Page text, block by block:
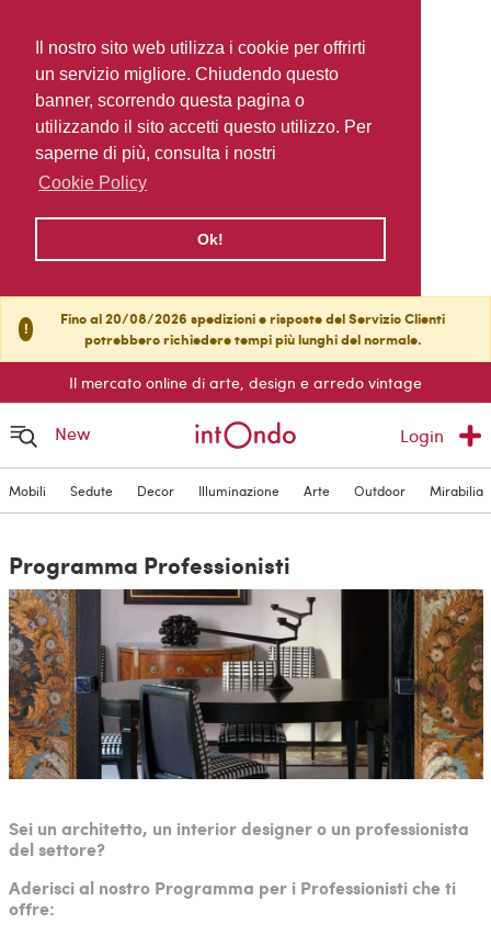
Il nostro sito web utilizza i cookie per offrirti
un servizio migliore. Chiudendo questo
banner, scorrendo questa pagina o
utilizzando il sito accetti questo utilizzo. Per
saperne di più, consulta i nostri
Cookie Policy
Ok!
!
Fino al 20/08/2026 spedizioni e risposte del Servizio Clienti
potrebbero richiedere tempi più lunghi del normale.
Il mercato online di arte, design e arredo vintage
New Login
Mobili Sedute Decor Illuminazione Arte Outdoor Mirabilia
Programma Professionisti
Sei un architetto, un interior designer o un professionista
del settore?
Aderisci al nostro Programma per i Professionisti che ti
offre: